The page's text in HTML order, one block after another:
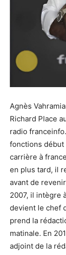
Agnès
Richard Place
radio
fonctions début
carrière à
en plus tard, il
avant de
2007, il intègre
devient le chef
prend la
matinale. En
adjoint de la